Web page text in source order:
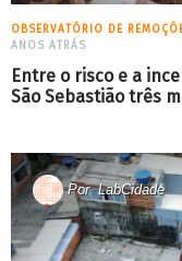
OBSERVATÓRIO DE
ANOS ATRÁS
Entre o risco e a
São Sebastião três
PorLabCidade